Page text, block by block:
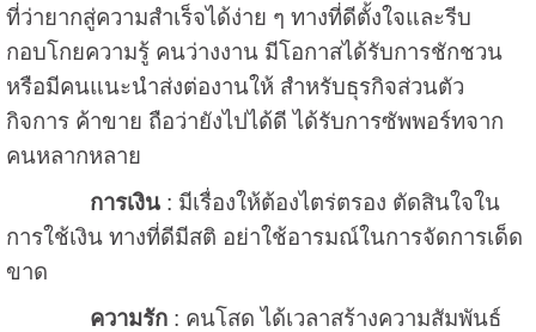
ที่ว่ายากสู่ความสำเร็จได้ง่าย ๆ ทางที่ดีตั้งใจและรีบ
กอบโกยความรู้ คนว่างงาน มีโอกาสได้รับการชักชวน
หรือมีคนแนะนำส่งต่องานให้ สำหรับธุรกิจส่วนตัว
กิจการ ค้าขาย ถือว่ายังไปได้ดี ได้รับการซัพพอร์ทจาก
คนหลากหลาย
การเงิน: มีเรื่องให้ต้องไตร่ตรอง ตัดสินใจใน
การใช้เงิน ทางที่ดีมีสติ อย่าใช้อารมณ์ในการจัดการเด็ด
ขาด
ความรัก: คนโสด ได้เวลาสร้างความสัมพันธ์